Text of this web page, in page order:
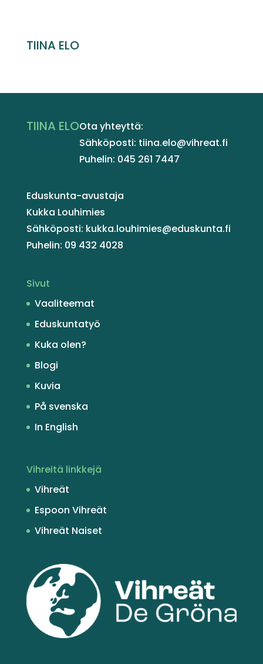
TIINA ELO
TIINA ELOOta yhteyttä:
Sähköposti: tiina.elo@vihreat.fi
Puhelin: 045 261 7447
Eduskunta-avustaja
Kukka Louhimies
Sähköposti: kukka.louhimies@eduskunta.fi
Puhelin: 09 432 4028
Sivut
Vaaliteemat
Eduskuntatyö
Kuka olen?
Blogi
Kuvia
På svenska
In English
Vihreitä linkkejä
Vihreät
Espoon Vihreät
Vihreät Naiset